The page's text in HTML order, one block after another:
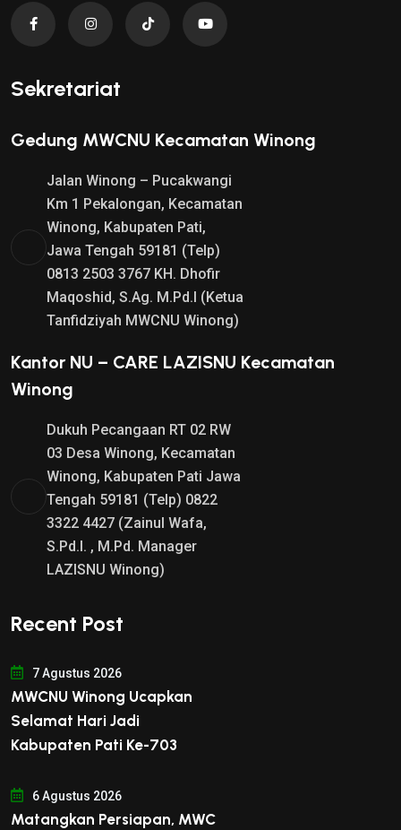
Sekretariat
Gedung MWCNU Kecamatan Winong
Jalan Winong – Pucakwangi
Km 1 Pekalongan, Kecamatan
Winong, Kabupaten Pati,
Jawa Tengah 59181 (Telp)
0813 2503 3767 KH. Dhofir
Maqoshid, S.Ag. M.Pd.I (Ketua
Tanfidziyah MWCNU Winong)
Kantor NU – CARE LAZISNU Kecamatan
Winong
Dukuh Pecangaan RT 02 RW
03 Desa Winong, Kecamatan
Winong, Kabupaten Pati Jawa
Tengah 59181 (Telp) 0822
3322 4427 (Zainul Wafa,
S.Pd.I. , M.Pd. Manager
LAZISNU Winong)
Recent Post
7 Agustus 2026
MWCNU Winong Ucapkan
Selamat Hari Jadi
Kabupaten Pati Ke-703
6 Agustus 2026
Matangkan Persiapan, MWC